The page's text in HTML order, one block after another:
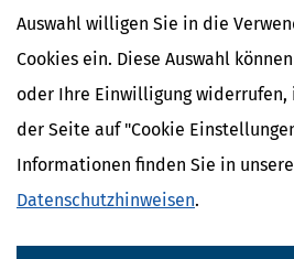
Auswahl willigen Sie in die
Cookies ein. Diese Auswahl
oder Ihre Einwilligung widerrufen,
der Seite auf "Cookie
Informationen finden Sie in
Datenschutzhinweisen.
Kostenlose Steuertipps & News